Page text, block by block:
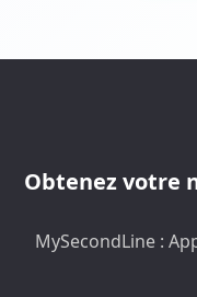
Obtenez votre
MySecondLine :